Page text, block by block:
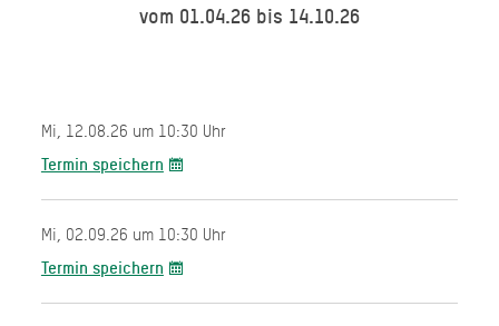
vom 01.04.26 bis 14.10.26
Mi, 12.08.26 um 10:30 Uhr
Termin speichern
Mi, 02.09.26 um 10:30 Uhr
Termin speichern